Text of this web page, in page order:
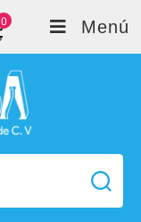
0 Menú